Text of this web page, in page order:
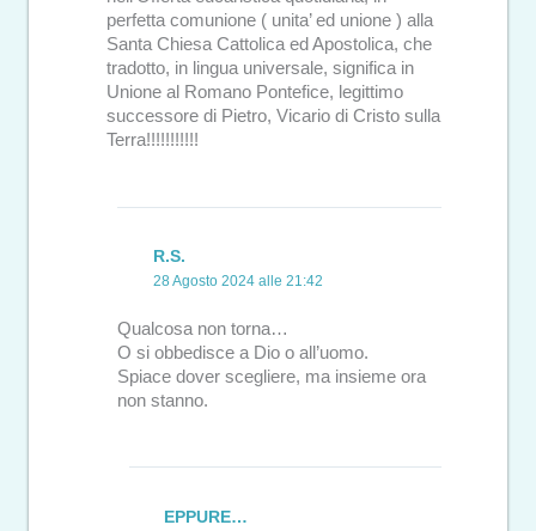
perfetta comunione ( unita’ ed unione ) alla
Santa Chiesa Cattolica ed Apostolica, che
tradotto, in lingua universale, significa in
Unione al Romano Pontefice, legittimo
successore di Pietro, Vicario di Cristo sulla
Terra!!!!!!!!!!!
R.S.
28 Agosto 2024 alle 21:42
Qualcosa non torna…
O si obbedisce a Dio o all’uomo.
Spiace dover scegliere, ma insieme ora
non stanno.
EPPURE…